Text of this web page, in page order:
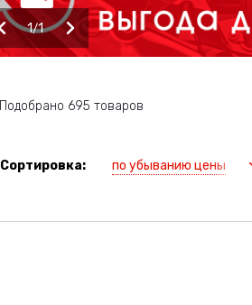
1 1
Подобрано 695 товаров
Сортировка: по убыванию цены